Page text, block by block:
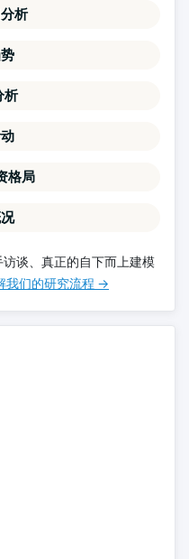
析
析
格局
谈、真正的自下而上建模
我们的研究流程 →